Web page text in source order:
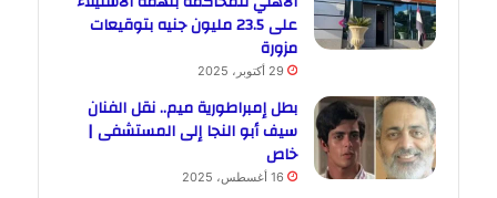
على 23.5 مليون جنيه بتوقيعات
مزورة
29 أكتوبر، 2025
بطل إمبراطورية ميم.. نقل الفنان
سيف أبو النجا إلى المستشفى |
خاص
16 أغسطس، 2025